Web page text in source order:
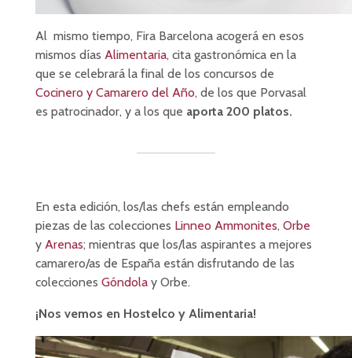
Al mismo tiempo, Fira Barcelona acogerá en esos
mismos días Alimentaria, cita gastronómica en la
que se celebrará la final de los concursos de
Cocinero y Camarero del Año, de los que Porvasal
es patrocinador, y a los que aporta 200 platos.
En esta edición, los/las chefs están empleando
piezas de las colecciones Linneo Ammonites, Orbe
y Arenas; mientras que los/las aspirantes a mejores
camarero/as de España están disfrutando de las
colecciones Góndolay Orbe.
¡Nos vemos en Hostelco y Alimentaria!